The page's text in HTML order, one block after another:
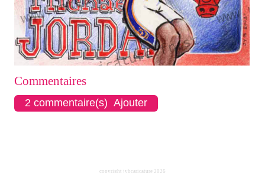
Commentaires
2 commentaire(s) Ajouter
copyright jybcaricature 2026